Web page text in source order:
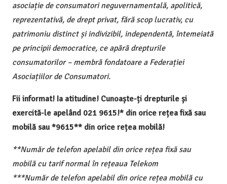
asociație de consumatori neguvernamentală, apolitică,
reprezentativă, de drept privat, fără scop lucrativ, cu
patrimoniu distinct și indivizibil, independentă, întemeiată
pe principii democratice, ce apără drepturile
consumatorilor – membră fondatoare a Federației
Asociațiilor de Consumatori.
Fii informat! Ia atitudine! Cunoaște-ți drepturile și
exercită-le apelând 021 9615!* din orice rețea fixă sau
mobilă sau *9615** din orice rețea mobilă!
**Număr de telefon apelabil din orice rețea fixă sau
mobilă cu tarif normal în rețeaua Telekom
***Număr de telefon apelabil din orice rețea mobilă cu